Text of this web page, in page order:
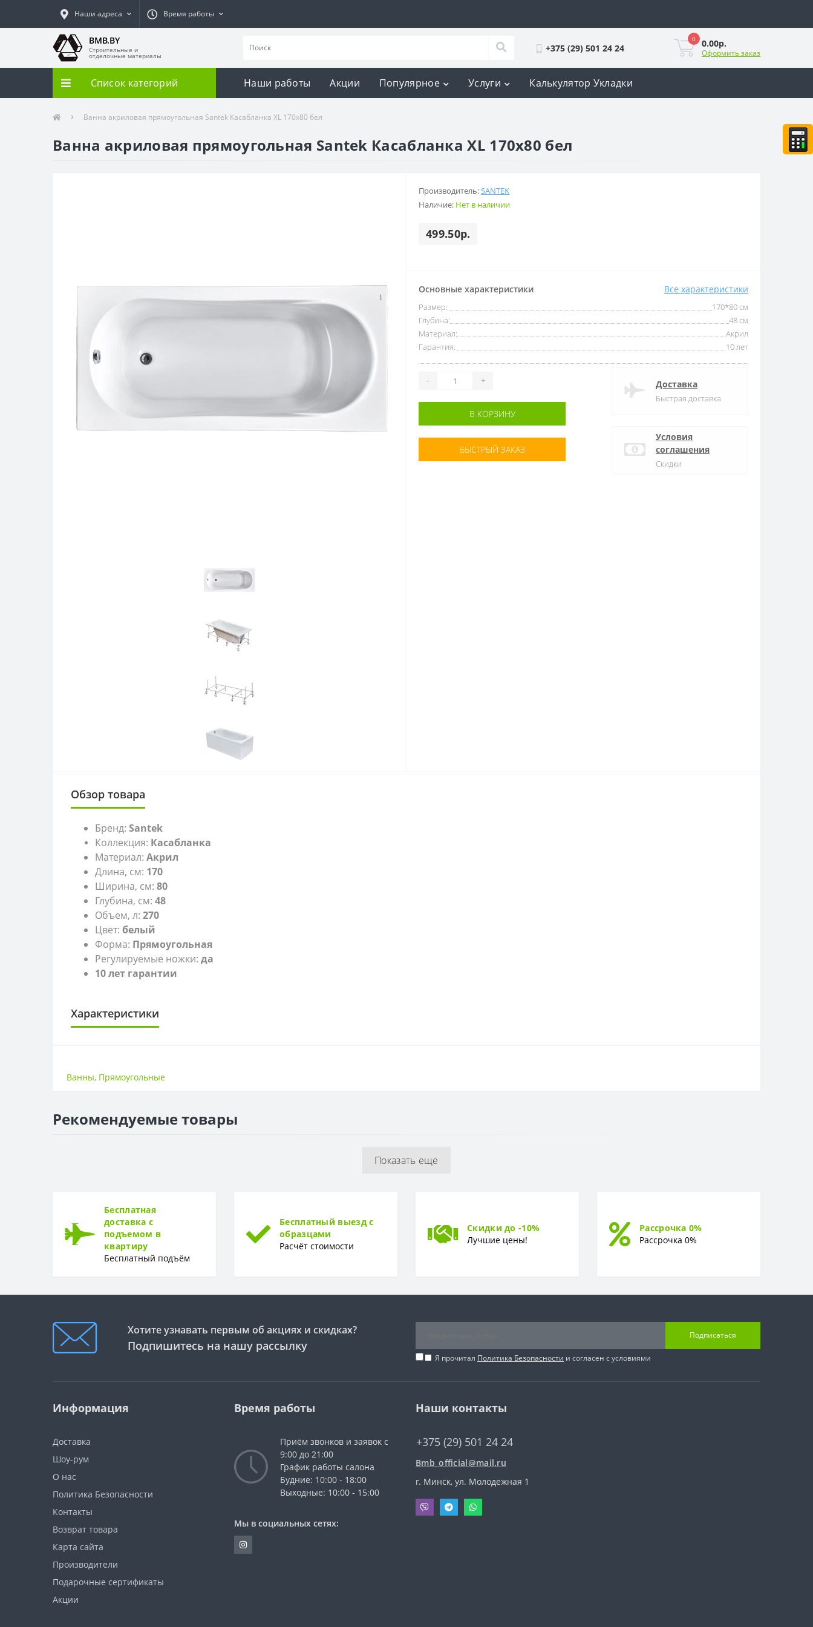
Наши адреса Время работы
BMB.BY
Строительные и
отделочные материалы
+375 (29) 501 24 24
0 0.00р.
Оформить заказ
Список категорий Наши работы Акции Популярное Услуги Калькулятор Укладки
Ванна акриловая прямоугольная Santek Касабланка XL 170х80 бел
Ванна акриловая прямоугольная Santek Касабланка XL 170х80 бел
Производитель:SANTEK
Наличие: Нет в наличии
499.50р.
Основные характеристики Все характеристики
Размер:
170*80 см
Глубина:
48 см
Материал:
Акрил
Гарантия:
10 лет
- +
В КОРЗИНУ
БЫСТРЫЙ ЗАКАЗ
Доставка
Быстрая доставка
Условия
соглашения
Скидки
Обзор товара
Бренд: Santek
Коллекция: Касабланка
Материал: Акрил
Длина, см: 170
Ширина, см: 80
Глубина, см: 48
Объем, л: 270
Цвет: белый
Форма: Прямоугольная
Регулируемые ножки: да
10 лет гарантии
Характеристики
Ванны, Прямоугольные
Рекомендуемые товары
Показать еще
Бесплатная
доставка с
подъемом в
квартиру
Бесплатный подъём
Бесплатный выезд с
образцами
Расчёт стоимости
Скидки до -10%
Лучшие цены!
Рассрочка 0%
Рассрочка 0%
Хотите узнавать первым об акциях и скидках?
Подпишитесь на нашу рассылку
Подписаться
Я прочитал Политика Безопасности и согласен с условиями
Информация
Доставка
Шоу-рум
О нас
Политика Безопасности
Контакты
Возврат товара
Карта сайта
Производители
Подарочные сертификаты
Акции
Время работы
Приём звонков и заявок с
9:00 до 21:00
График работы салона
Будние: 10:00 - 18:00
Выходные: 10:00 - 15:00
Мы в социальных сетях:
Наши контакты
+375 (29) 501 24 24
Bmb_official@mail.ru
г. Минск, ул. Молодежная 1